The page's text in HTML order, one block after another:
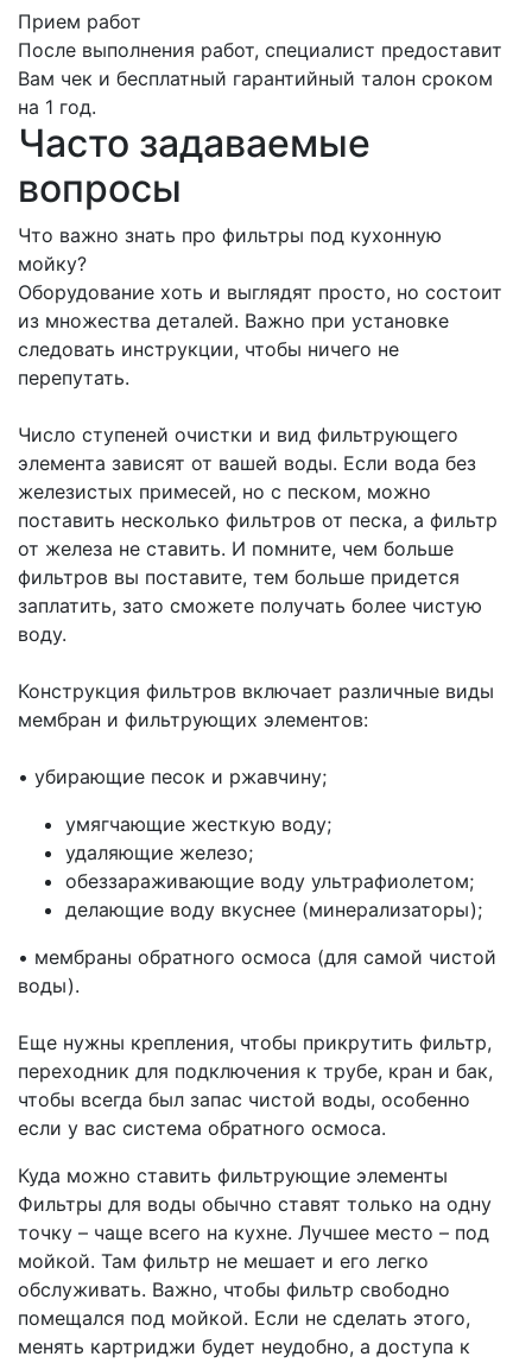
Прием работ
После выполнения работ, специалист предоставит
Вам чек и бесплатный гарантийный талон сроком
на 1 год.
Часто задаваемые
вопросы
Что важно знать про фильтры под кухонную
мойку?
Оборудование хоть и выглядят просто, но состоит
из множества деталей. Важно при установке
следовать инструкции, чтобы ничего не
перепутать.
Число ступеней очистки и вид фильтрующего
элемента зависят от вашей воды. Если вода без
железистых примесей, но с песком, можно
поставить несколько фильтров от песка, а фильтр
от железа не ставить. И помните, чем больше
фильтров вы поставите, тем больше придется
заплатить, зато сможете получать более чистую
воду.
Конструкция фильтров включает различные виды
мембран и фильтрующих элементов:
• убирающие песок и ржавчину;
умягчающие жесткую воду;
удаляющие железо;
обеззараживающие воду ультрафиолетом;
делающие воду вкуснее (минерализаторы);
• мембраны обратного осмоса (для самой чистой
воды).
Еще нужны крепления, чтобы прикрутить фильтр,
переходник для подключения к трубе, кран и бак,
чтобы всегда был запас чистой воды, особенно
если у вас система обратного осмоса.
Куда можно ставить фильтрующие элементы
Фильтры для воды обычно ставят только на одну
точку – чаще всего на кухне. Лучшее место – под
мойкой. Там фильтр не мешает и его легко
обслуживать. Важно, чтобы фильтр свободно
помещался под мойкой. Если не сделать этого,
менять картриджи будет неудобно, а доступа к